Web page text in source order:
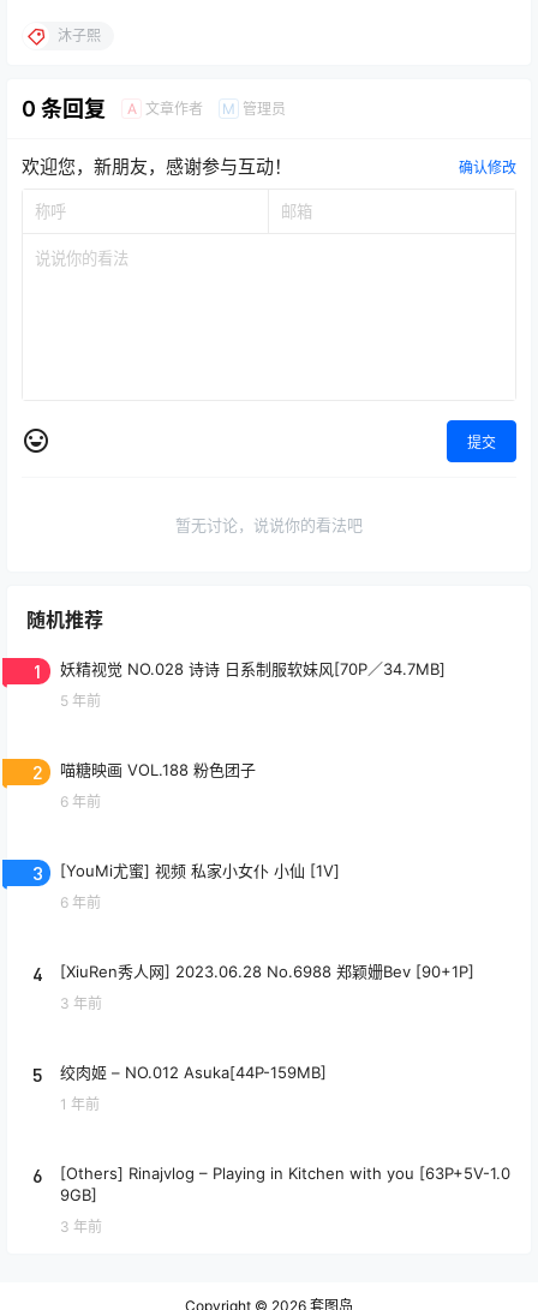
沐子熙
0 条回复 A 文章作者 M 管理员
欢迎您，新朋友，感谢参与互动！ 确认修改
提交
暂无讨论，说说你的看法吧
随机推荐
1 妖精视觉 NO.028 诗诗 日系制服软妹风[70P／34.7MB]
5 年前
2 喵糖映画 VOL.188 粉色团子
6 年前
3 [YouMi尤蜜] 视频 私家小女仆 小仙 [1V]
6 年前
4 [XiuRen秀人网] 2023.06.28 No.6988 郑颖姗Bev [90+1P]
3 年前
5 绞肉姬 – NO.012 Asuka[44P-159MB]
1 年前
6
[Others] Rinajvlog – Playing in Kitchen with you [63P+5V-1.0
9GB]
3 年前
Copyright © 2026 套图岛